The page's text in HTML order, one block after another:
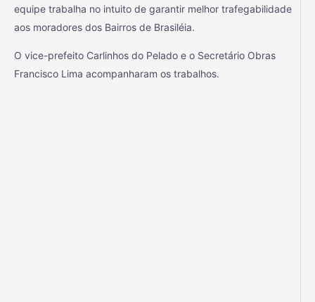
equipe trabalha no intuito de garantir melhor trafegabilidade
aos moradores dos Bairros de Brasiléia.
O vice-prefeito Carlinhos do Pelado e o Secretário Obras
Francisco Lima acompanharam os trabalhos.